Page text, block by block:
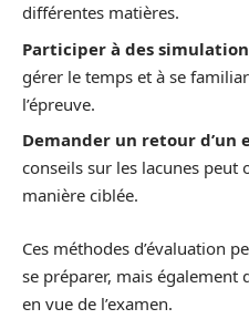
différentes matières.
Participer à des
gérer le temps et à se
l’épreuve.
Demander un retour d’un
conseils sur les lacunes peut
manière ciblée.
Ces méthodes d’évaluation
se préparer, mais également
en vue de l’examen.